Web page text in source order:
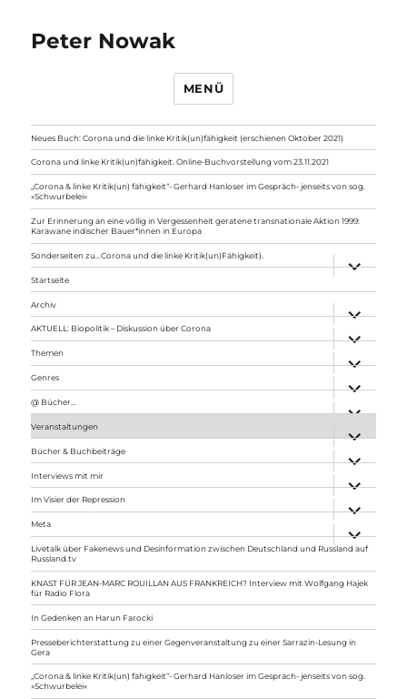
Peter Nowak
MENÜ
Neues Buch: Corona und die linke Kritik(un)fähigkeit (erschienen Oktober 2021)
Corona und linke Kritik(un)fähigkeit. Online-Buchvorstellung vom 23.11.2021
„Corona & linke Kritik(un) fähigkeit“- Gerhard Hanloser im Gespräch- jenseits von sog.
»Schwurbelei«
Zur Erinnerung an eine völlig in Vergessenheit geratene transnationale Aktion 1999:
Karawane indischer Bauer*innen in Europa
Sonderseiten zu…Corona und die linke Kritik(un)Fähigkeit).
anzeigen
Startseite
Archiv
anzeigen
AKTUELL: Biopolitik – Diskussion über Corona
anzeigen
Themen
anzeigen
Genres
anzeigen
@ Bücher…
Veranstaltungen
anzeigen
Bücher & Buchbeiträge
anzeigen
Interviews mit mir
anzeigen
Im Visier der Repression
anzeigen
Meta
anzeigen
Livetalk über Fakenews und Desinformation zwischen Deutschland und Russland auf
Russland.tv
KNAST FÜR JEAN-MARC ROUILLAN AUS FRANKREICH? Interview mit Wolfgang Hajek
für Radio Flora
In Gedenken an Harun Farocki
Presseberichterstattung zu einer Gegenveranstaltung zu einer Sarrazin-Lesung in
Gera
„Corona & linke Kritik(un) fähigkeit“- Gerhard Hanloser im Gespräch- jenseits von sog.
»Schwurbelei«